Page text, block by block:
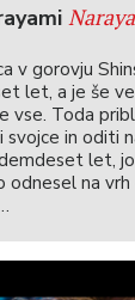
v gorovju
let, a je še
vse. Toda
in oditi
let,
odnesel na